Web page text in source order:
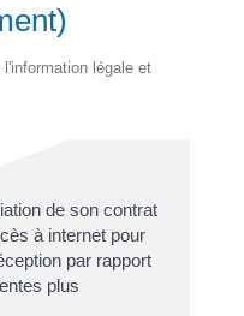
légale et
de son contrat
à internet pour
par rapport
plus